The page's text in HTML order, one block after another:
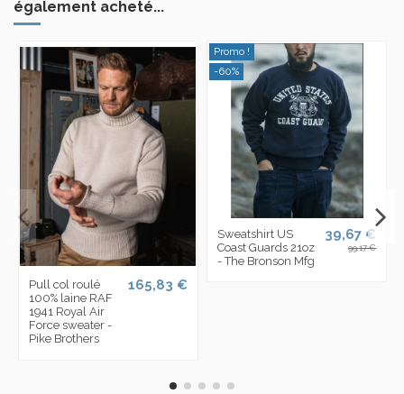
également acheté...
Pull col roulé
100% laine RAF
1941 Royal Air
Force sweater -
Pike Brothers
165,83 €
Promo !
-60%
Sweatshirt US
Coast Guards 21oz
- The Bronson Mfg
39,67 €
99,17 €